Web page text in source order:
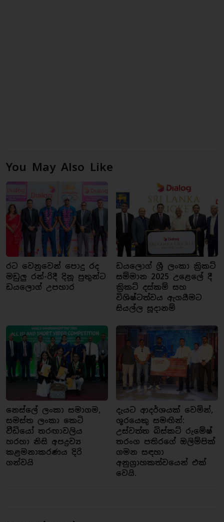
You May Also Like
රට වෙනුවෙන් පොදු රද
මඩුලු රන්-රිදී දිනූ පුතුන්ට
ඩයලොග් උපහාර
ඩයලොග් ශ්‍රී ලංකා ක්‍රිකට්
සම්මාන 2025 උළෙලේ දී
ක්‍රිකට් දස්කම් සහ
විශිෂ්ටත්වය ඇගයීමට
සියල්ල සූදානම්
නෙස්ලේ ලංකා සමාගම,
සමස්ත ලංකා කෙටි
වීඩියෝ තරඟාවලිය
හරහා නිසි අපද්‍රව්‍ය
කළමනාකරණය දිරි
ගන්වයි
දැයට ආදර්ශයක් වෙමින්,
ශූරයෙකු සමඟින්:
උස්වත්ත බිස්කට් රුමේෂ්
තරංග පතිරගේ ඔලිම්පික්
ගමන සඳහා
අනුග්‍රාහකත්වයෙන් එක්
වෙයි.